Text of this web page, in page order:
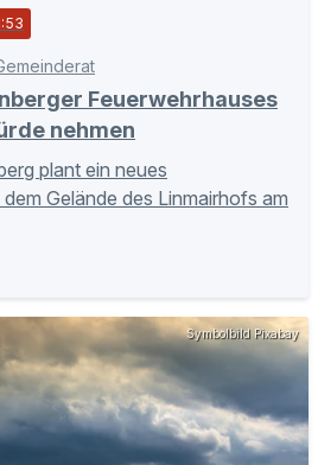
Feuerwehrhauses
nehmen
plant ein neues
Gelände des Linmairhofs am
Symbolbild Pixabay